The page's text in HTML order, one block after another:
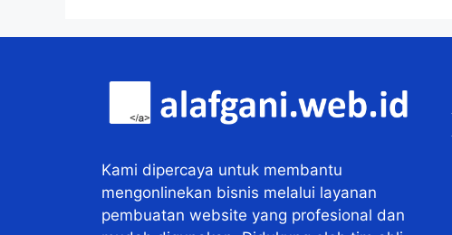
Kami dipercaya untuk membantu
mengonlinekan bisnis melalui layanan
pembuatan website yang profesional dan